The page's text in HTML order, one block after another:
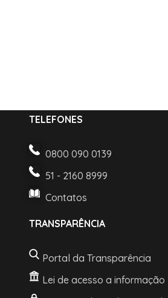
TELEFONES
0800 090 0139
51 - 2160 8999
Contatos
TRANSPARÊNCIA
Portal da Transparência
Lei de acesso a informação